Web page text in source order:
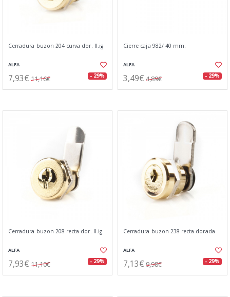
Cerradura buzon 204 curva dor. ll.ig
ALFA
7,93€ 11,16€ - 29%
Cierre caja 982/ 40 mm.
ALFA
3,49€ 4,89€ - 29%
Cerradura buzon 208 recta dor. ll.ig
ALFA
7,93€ 11,10€ - 29%
Cerradura buzon 238 recta dorada
ALFA
7,13€ 9,98€ - 29%